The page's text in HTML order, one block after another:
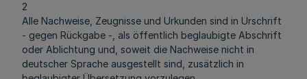
2
Alle Nachweise, Zeugnisse und Urkunden sind in Urschrift
- gegen Rückgabe -, als öffentlich beglaubigte Abschrift
oder Ablichtung und, soweit die Nachweise nicht in
deutscher Sprache ausgestellt sind, zusätzlich in